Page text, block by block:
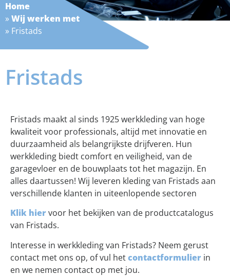
Home
»Wij werken met
» Fristads
Fristads
Fristads maakt al sinds 1925 werkkleding van hoge
kwaliteit voor professionals, altijd met innovatie en
duurzaamheid als belangrijkste drijfveren. Hun
werkkleding biedt comfort en veiligheid, van de
garagevloer en de bouwplaats tot het magazijn. En
alles daartussen! Wij leveren kleding van Fristads aan
verschillende klanten in uiteenlopende sectoren
Klik hiervoor het bekijken van de productcatalogus
van Fristads.
Interesse in werkkleding van Fristads? Neem gerust
contact met ons op, of vul hetcontactformulier in
en we nemen contact op met jou.